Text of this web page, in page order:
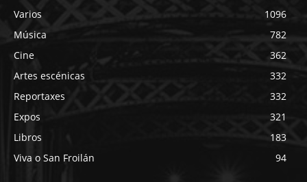
Varios
1096
Música
782
Cine
362
Artes escénicas
332
Reportaxes
332
Expos
321
Libros
183
Viva o San Froilán
94